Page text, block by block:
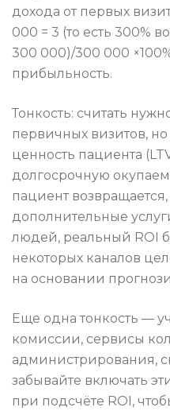
дохода от первых
000 = 3 (то есть 300%
300 000)/300 000
прибыльность.
Тонкость: считать
первичных визитов,
ценность пациента
долгосрочную
пациент
дополнительные
людей, реальный ROI
некоторых каналов
на основании
Еще одна тонкость —
комиссии, сервисы
администрирования,
забывайте включать
при подсчёте ROI,